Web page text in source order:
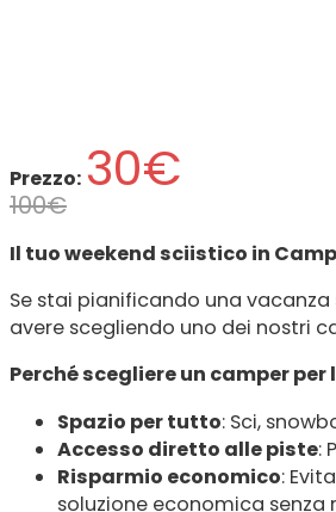
Prezzo: 30€
100€
Il tuo weekend sciistico in
Se stai pianificando una
avere scegliendo uno dei nostri
Perché scegliere un camper
Spazio per tutto: Sci,
Accesso diretto alle piste:
Risparmio economico:
soluzione economica